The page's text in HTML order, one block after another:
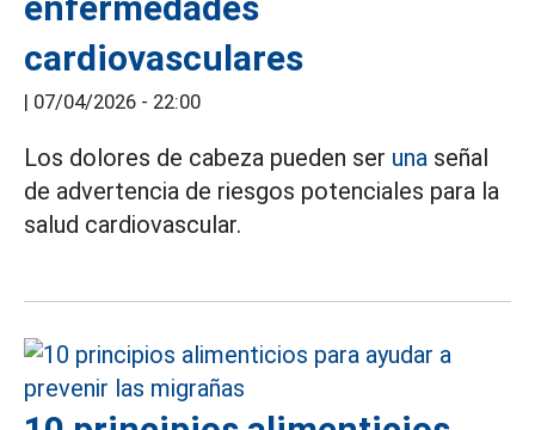
cardiovasculares
| 07/04/2026 - 22:00
Los dolores de cabeza pueden ser una señal
de advertencia de riesgos potenciales para la
salud cardiovascular.